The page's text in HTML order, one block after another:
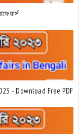
- Download Free PDF